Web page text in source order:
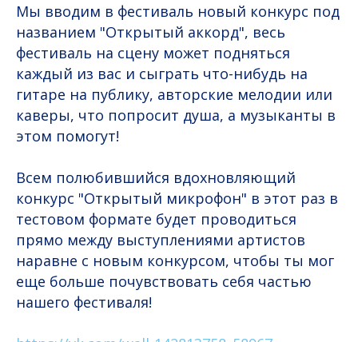
Мы вводим в фестиваль новый конкурс под
названием "Открытый аккорд", весь
фестиваль на сцену может подняться
каждый из вас и сыграть что-нибудь на
гитаре на публику, авторские мелодии или
каверы, что попросит душа, а музыканты в
этом помогут!
Всем полюбившийся вдохновляющий
конкурс "Открытый микрофон" в этот раз в
тестовом формате будет проводиться
прямо между выступлениями артистов
наравне с новым конкурсом, чтобы ты мог
еще больше почувствовать себя частью
нашего фестиваля!